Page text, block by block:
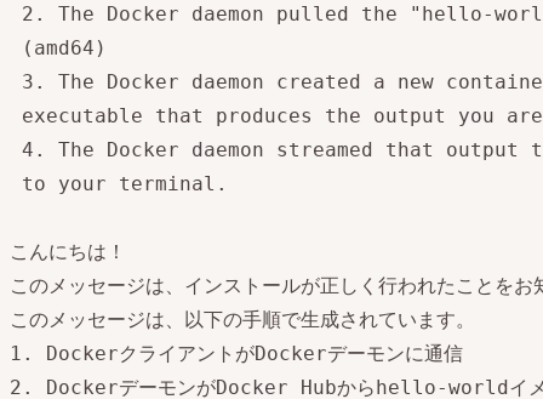
2. The Docker daemon pulled the "hello-
(amd64)
3. The Docker daemon created a new
executable that produces the output you
4. The Docker daemon streamed that
to your terminal.
こんにちは！
このメッセージは、インストールが正しく行われたことを
このメッセージは、以下の手順で生成されています。
1. DockerクライアントがDockerデーモンに通信
2. DockerデーモンがDocker Hubからhello-worldイメ